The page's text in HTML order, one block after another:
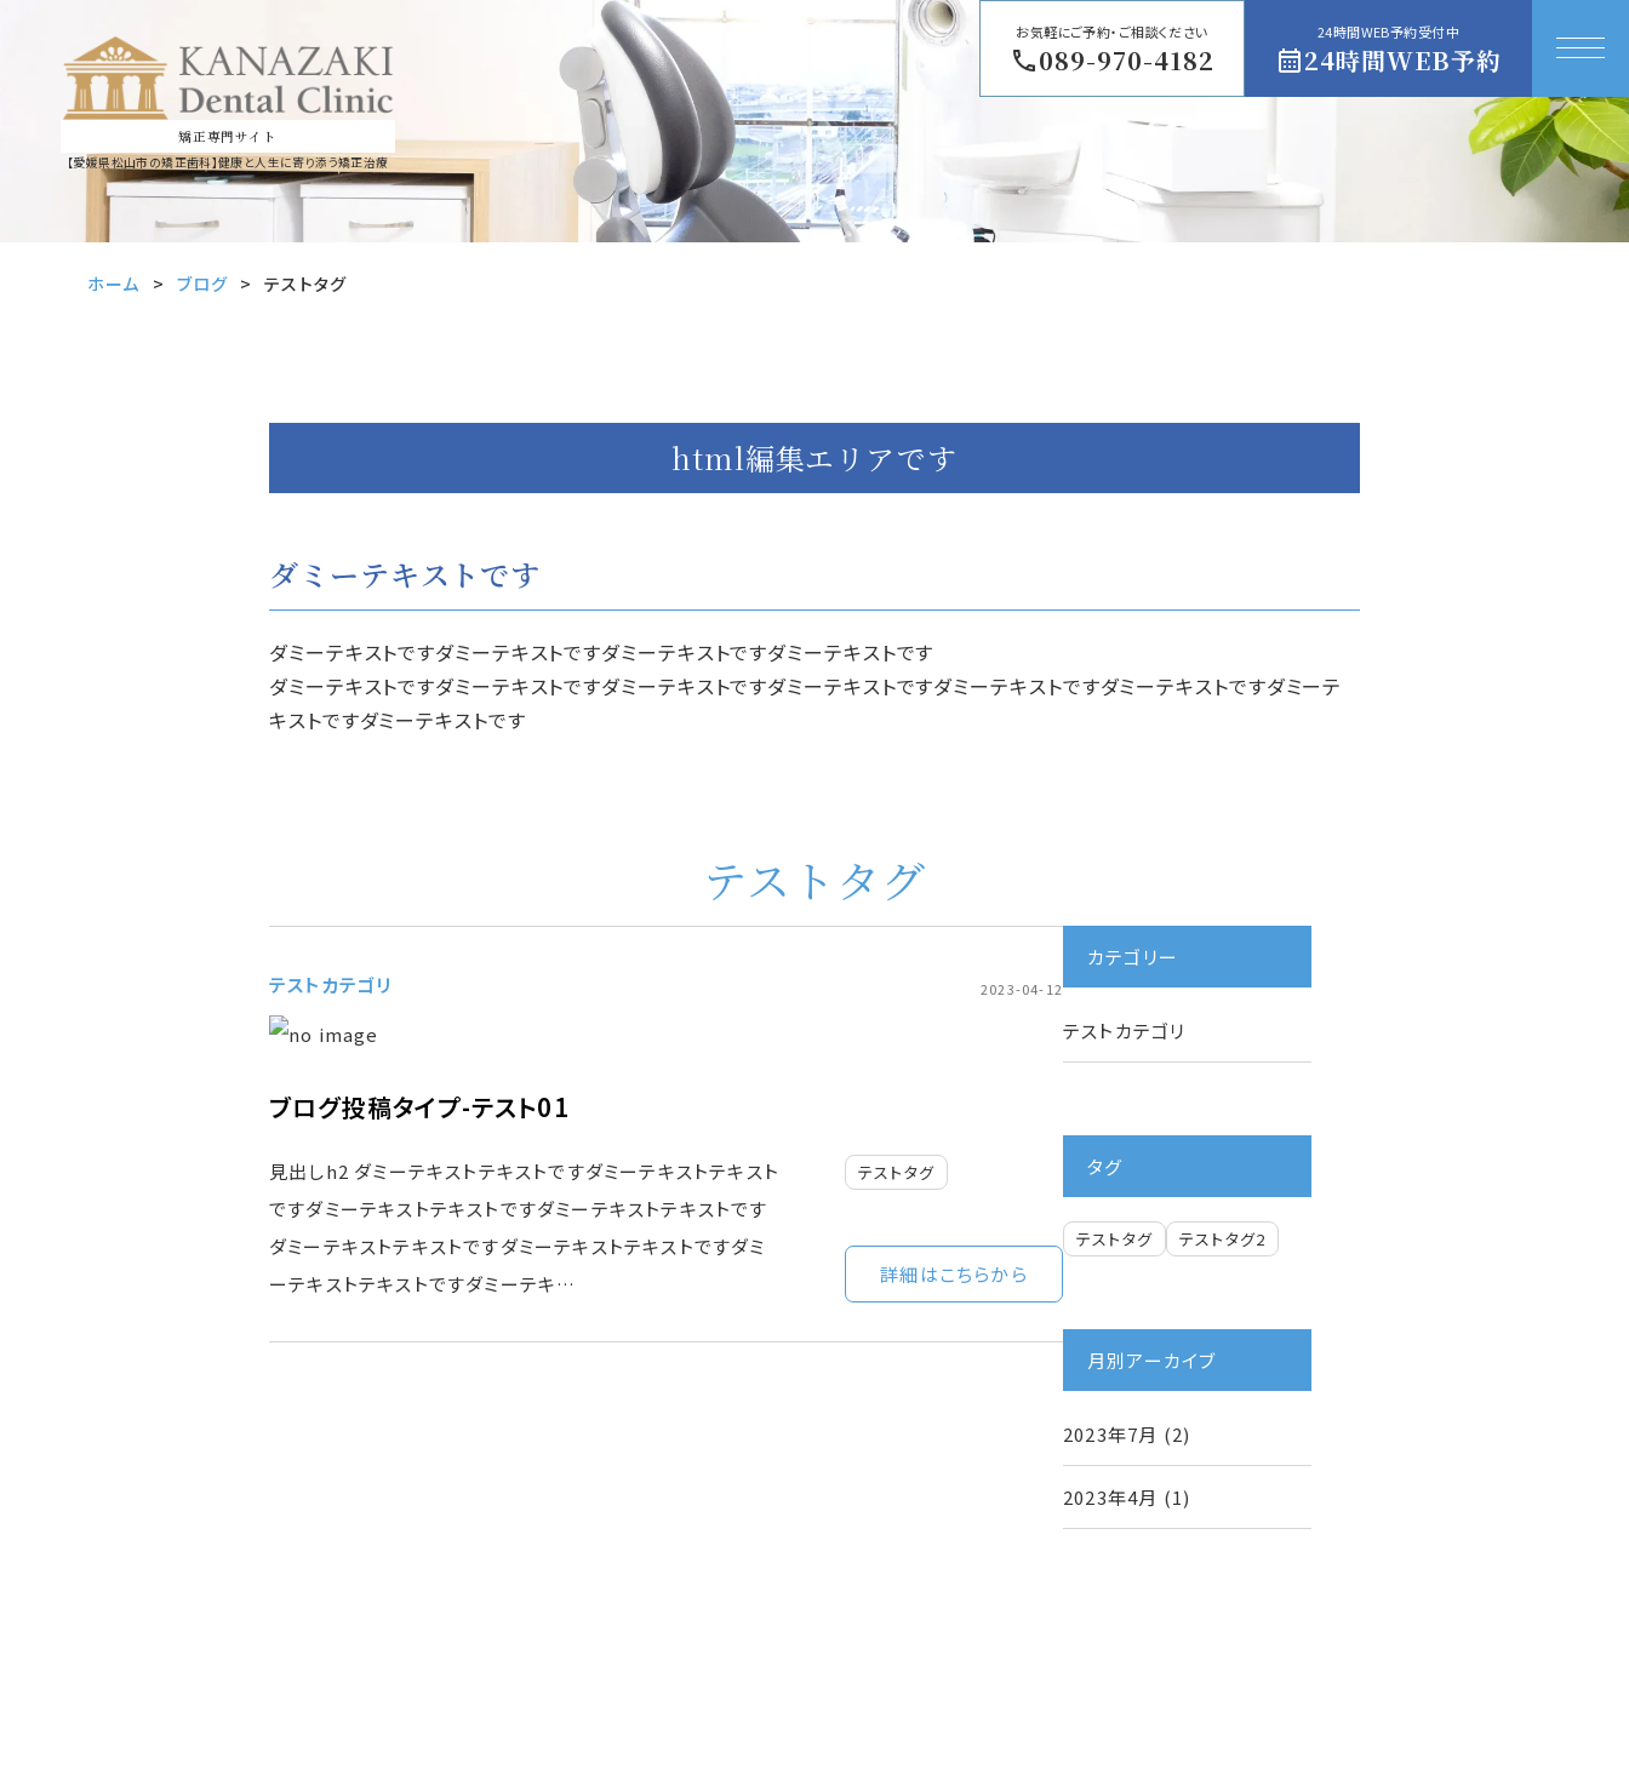
矯正専門サイト
【愛媛県松山市の矯正歯科】健康と人生に寄り添う矯正治療
お気軽にご予約・ご相談ください
089-970-4182
24時間WEB予約受付中
24時間WEB予約
ホーム ブログ テストタグ
html編集エリアです
ダミーテキストです
ダミーテキストですダミーテキストですダミーテキストですダミーテキストです
ダミーテキストですダミーテキストですダミーテキストですダミーテキストですダミーテキストですダミーテキストですダミーテ
キストですダミーテキストです
テストタグ
テストカテゴリ 2023-04-12
ブログ投稿タイプ-テスト01
見出しh2 ダミーテキストテキストですダミーテキストテキスト
ですダミーテキストテキストですダミーテキストテキストです
ダミーテキストテキストですダミーテキストテキストですダミ
ーテキストテキストですダミーテキ…
テストタグ
詳細はこちらから
カテゴリー
テストカテゴリ
タグ
テストタグ テストタグ2
月別アーカイブ
2023年7月 (2)
2023年4月 (1)